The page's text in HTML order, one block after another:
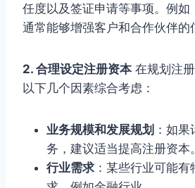
任度以及签证申请等事项。例如
通常能够增强客户和合作伙伴的
2. 合理设定注册资本在规划注
以下几个因素综合考虑：
业务规模和发展规划 ：如
务，建议适当提高注册资本。
行业需求 ：某些行业可能